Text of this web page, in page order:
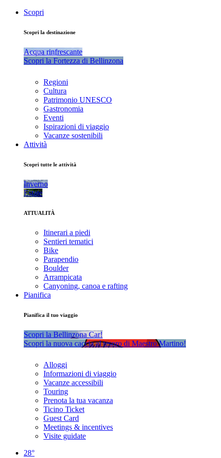
Scopri
Scopri la destinazione
Acqua rinfrescante
Scopri la Fortezza di Bellinzona
Regioni
Cultura
Patrimonio UNESCO
Gastronomia
Eventi
Ispirazioni di viaggio
Vacanze sostenibili
Attività
Scopri tutte le attività
Inverno
Estate
ATTUALITÀ
Itinerari a piedi
Sentieri tematici
Bike
Parapendio
Boulder
Arrampicata
Canyoning, canoa e rafting
Pianifica
Pianifica il tuo viaggio
Scopri la Bellinzona Car!
Scopri la nuova caccia al tesoro di Maestro Martino!
Alloggi
Informazioni di viaggio
Vacanze accessibili
Touring
Prenota la tua vacanza
Ticino Ticket
Guest Card
Meetings & incentives
Visite guidate
28°